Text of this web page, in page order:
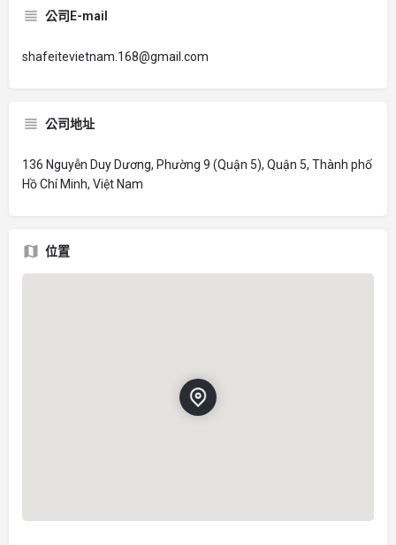
公司E-mail
shafeitevietnam.168@gmail.com
公司地址
136 Nguyễn Duy Dương, Phường 9 (Quận 5), Quận 5, Thành phố
Hồ Chí Minh, Việt Nam
位置